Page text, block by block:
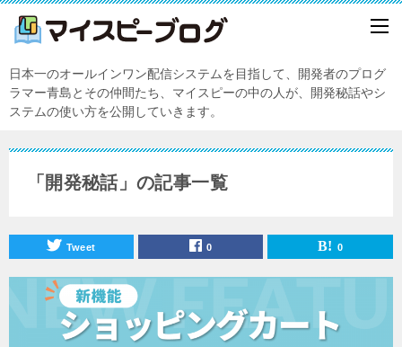
日本一のオールインワン配信システムを目指して、開発者のプログ
ラマー青島とその仲間たち、マイスピーの中の人が、開発秘話やシ
ステムの使い方を公開していきます。
「開発秘話」の記事一覧
Tweet 0 0